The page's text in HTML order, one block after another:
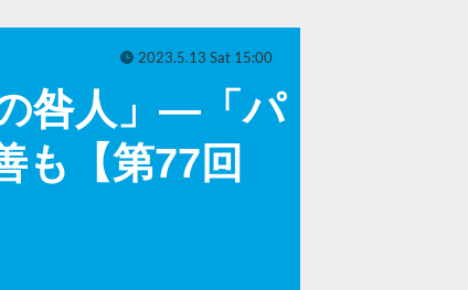
咎人」―「パ
も【第77回
2023.5.13 Sat 15:00